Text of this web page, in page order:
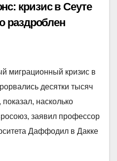
кризис в Сеуте
раздроблен
миграционный кризис в
десятки тысяч
насколько
заявил профессор
Даффодил в Дакке